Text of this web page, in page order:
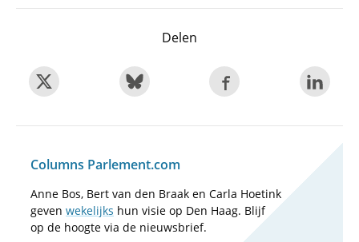
Delen
Columns Parlement.com
Anne Bos, Bert van den Braak en Carla Hoetink
geven wekelijks hun visie op Den Haag. Blijf
op de hoogte via de nieuwsbrief.